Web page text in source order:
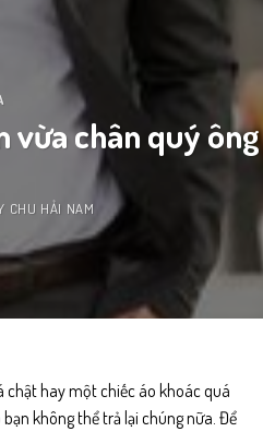
vừa chân quý ông
CHU HẢI NAM
chật hay một chiếc áo khoác quá
không thể trả lại chúng nữa. Để